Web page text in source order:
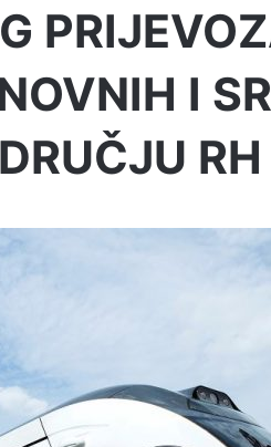
I
RH